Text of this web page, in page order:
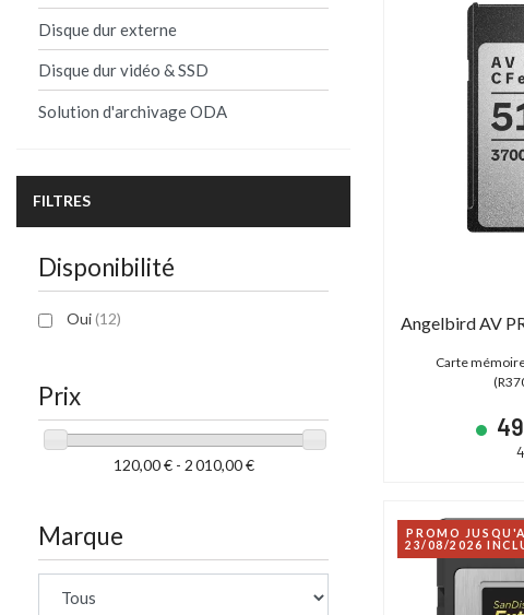
Disque dur externe
Disque dur vidéo & SSD
Solution d'archivage ODA
FILTRES
Disponibilité
Oui(12)
Prix
120,00 € - 2 010,00 €
Marque
Carte
PROMO
23/08/2026